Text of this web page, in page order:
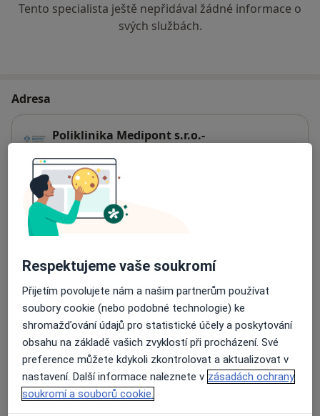
Tento specialista ještě nepřidával žádné informace o
svých službách.
Adresa
Poliklinika Medipont s.r.o.-
Matice školské 1786/17,
Přiblížit mapu
Na této adrese online kalendář není aktivní
Co mám v takové situaci udělat?
Způsoby platby (soukromé návštěvy)
Na teto adrese lékař přijímá pacienty na pojišťovnu
Detaily
Více
Respektujeme vaše soukromí
Přijetím povolujete nám a našim partnerům používat
soubory cookie (nebo podobné technologie) ke
shromažďování údajů pro statistické účely a poskytování
obsahu na základě vašich zvyklostí při procházení. Své
preference můžete kdykoli zkontrolovat a aktualizovat v
nastavení. Další informace naleznete v zásadách ochrany
soukromí a souborů cookie.